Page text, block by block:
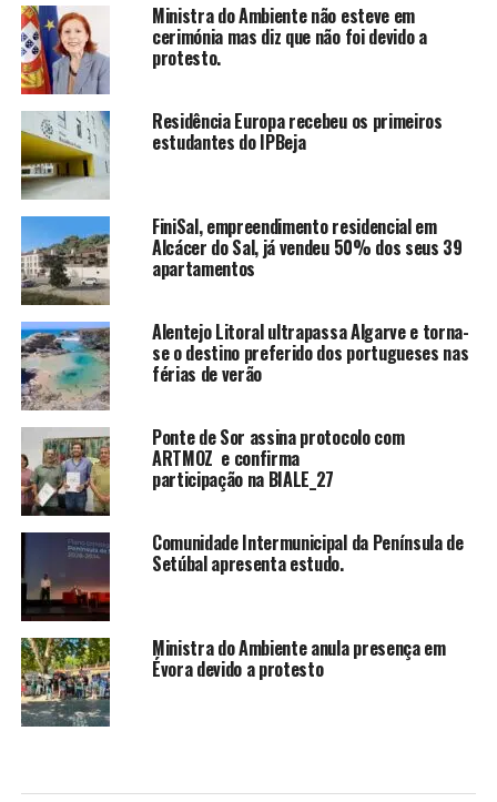
Ministra do Ambiente não esteve em
cerimónia mas diz que não foi devido a
protesto.
Residência Europa recebeu os primeiros
estudantes do IPBeja
FiniSal, empreendimento residencial em
Alcácer do Sal, já vendeu 50% dos seus 39
apartamentos
Alentejo Litoral ultrapassa Algarve e torna-
se o destino preferido dos portugueses nas
férias de verão
Ponte de Sor assina protocolo com
ARTMOZ e confirma
participação na BIALE_27
Comunidade Intermunicipal da Península de
Setúbal apresenta estudo.
Ministra do Ambiente anula presença em
Évora devido a protesto